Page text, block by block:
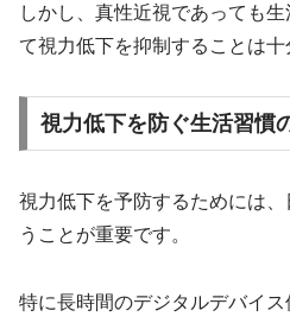
しかし、真性近視であっても
て視力低下を抑制することは十
視力低下を防ぐ生活習慣
視力低下を予防するためには
うことが重要です。
特に長時間のデジタルデバイ